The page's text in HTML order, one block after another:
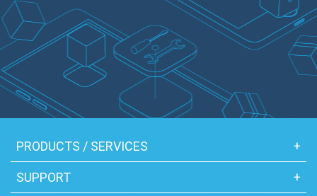
PRODUCTS / SERVICES +
SUPPORT +